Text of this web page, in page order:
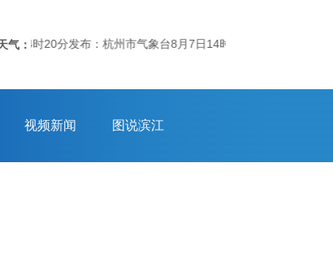
气：
14时20分发布：杭州市气象台8月7日14时发布的台风消息：今
视频新闻 图说滨江